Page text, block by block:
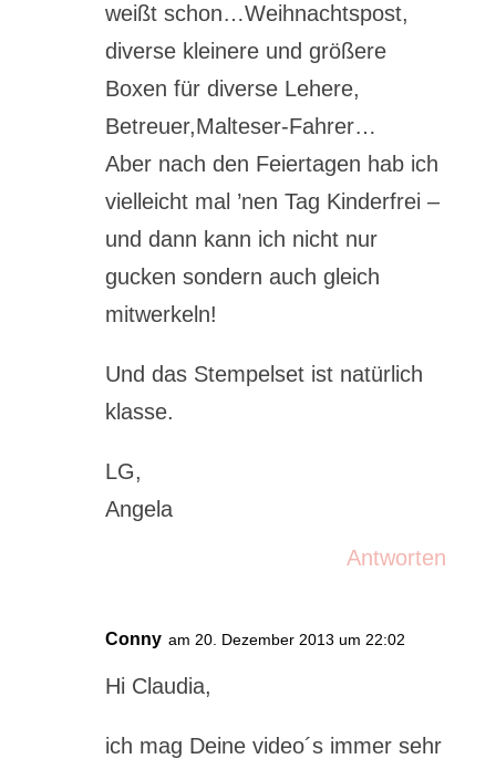
weißt schon…Weihnachtspost,
diverse kleinere und größere
Boxen für diverse Lehere,
Betreuer,Malteser-Fahrer…
Aber nach den Feiertagen hab ich
vielleicht mal ’nen Tag Kinderfrei –
und dann kann ich nicht nur
gucken sondern auch gleich
mitwerkeln!
Und das Stempelset ist natürlich
klasse.
LG,
Angela
Antworten
Conny am 20. Dezember 2013 um 22:02
Hi Claudia,
ich mag Deine video´s immer sehr